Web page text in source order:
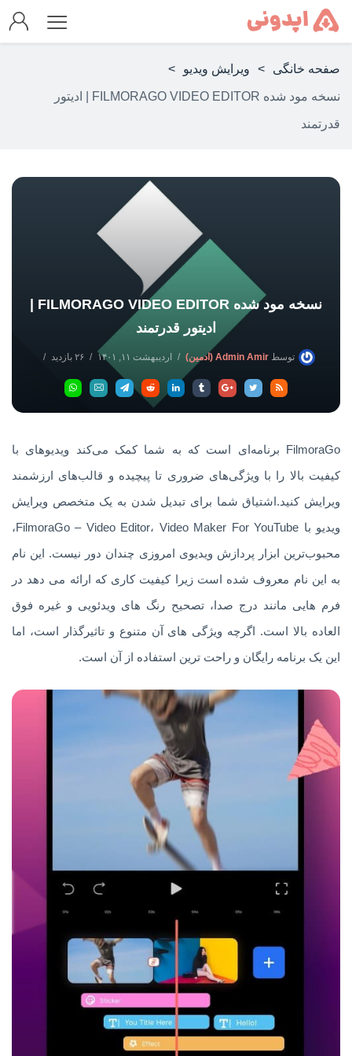
صفحه خانگی > ویرایش ویدیو >
نسخه مود شده FILMORAGO VIDEO EDITOR | ادیتور
قدرتمند
ادیتور قدرتمند
توسطAdmin Amir (ادمین) اردیبهشت ۱۱, ۱۴۰۱
۲۶ بازدید
بدون دیدگاه
FilmoraGo برنامه‌ای است که به شما کمک می‌کند ویدیوهای با
کیفیت بالا را با ویژگی‌های ضروری تا پیچیده و قالب‌های ارزشمند
ویرایش کنید.اشتیاق شما برای تبدیل شدن به یک متخصص ویرایش
ویدیو با FilmoraGo – Video Editor، Video Maker For YouTube،
محبوب‌ترین ابزار پردازش ویدیوی امروزی چندان دور نیست. این نام
به این نام معروف شده است زیرا کیفیت کاری که ارائه می دهد در
فرم هایی مانند درج صدا، تصحیح رنگ های ویدئویی و غیره فوق
العاده بالا است. اگرچه ویژگی های آن متنوع و تاثیرگذار است، اما
این یک برنامه رایگان و راحت ترین استفاده از آن است.